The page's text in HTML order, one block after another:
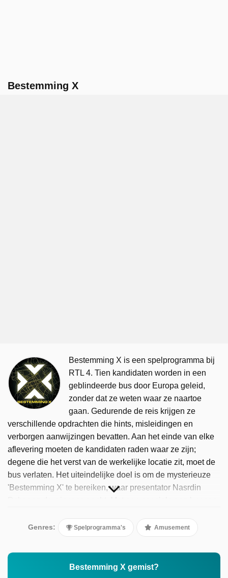
Bestemming X
Bestemming X is een spelprogramma bij
RTL 4. Tien kandidaten worden in een
geblindeerde bus door Europa geleid,
zonder dat ze weten waar ze naartoe
gaan. Gedurende de reis krijgen ze
verschillende opdrachten die hints, misleidingen en
verborgen aanwijzingen bevatten. Aan het einde van elke
aflevering moeten de kandidaten raden waar ze zijn;
degene die het verst van de werkelijke locatie zit, moet de
bus verlaten. Het uiteindelijke doel is om de mysterieuze
'Bestemming X' te bereiken, waar presentator Nasrdin
Genres: Spelprogramma's Amusement
Bestemming X gemist?